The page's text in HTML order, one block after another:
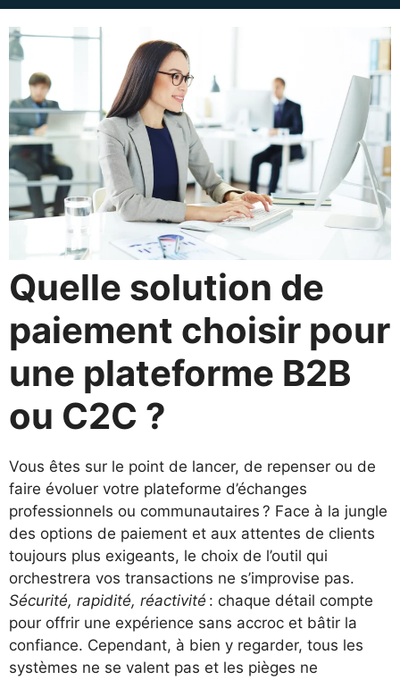
Quelle solution de
paiement choisir pour
une plateforme B2B
ou C2C ?
Vous êtes sur le point de lancer, de repenser ou de
faire évoluer votre plateforme d’échanges
professionnels ou communautaires ? Face à la jungle
des options de paiement et aux attentes de clients
toujours plus exigeants, le choix de l’outil qui
orchestrera vos transactions ne s’improvise pas.
Sécurité, rapidité, réactivité : chaque détail compte
pour offrir une expérience sans accroc et bâtir la
confiance. Cependant, à bien y regarder, tous les
systèmes ne se valent pas et les pièges ne